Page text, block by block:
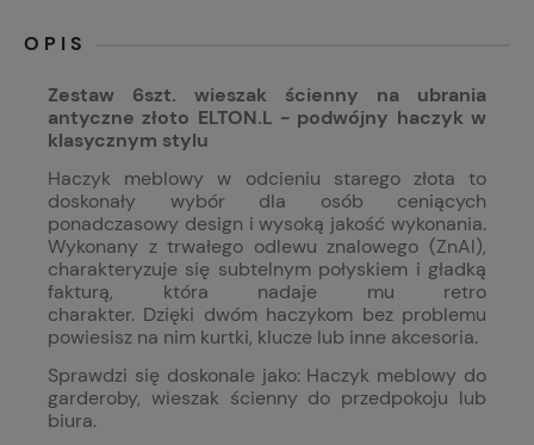
OPIS
Zestaw 6szt. wieszak ścienny na ubrania
antyczne złoto ELTON.L - podwójny haczyk w
klasycznym stylu
Haczyk meblowy w odcieniu starego złota to
doskonały wybór dla osób ceniących
ponadczasowy design i wysoką jakość wykonania.
Wykonany z trwałego odlewu znalowego (ZnAl),
charakteryzuje się subtelnym połyskiem i gładką
fakturą, która nadaje mu retro
charakter. Dzięki dwóm haczykom bez problemu
powiesisz na nim kurtki, klucze lub inne akcesoria.
Sprawdzi się doskonale jako: Haczyk meblowy do
garderoby, wieszak ścienny do przedpokoju lub
biura.